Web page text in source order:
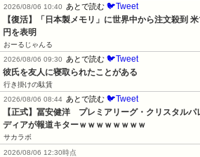
2026/08/06 10:40
あとで読む 🐦Tweet
【復活】「日本製メモリ」に世界中から注文殺到
円を表明
おーるじゃんる
2026/08/06 09:30
あとで読む 🐦Tweet
彼氏を友人に寝取られたことがある
行き掛けの駄賃
2026/08/06 08:44 あとで読む 🐦Tweet
【正式】冨安健洋　プレミアリーグ・クリスタル
ディアが報道キターｗｗｗｗｗｗｗｗ
サカラボ
2026/08/06 12:30時点